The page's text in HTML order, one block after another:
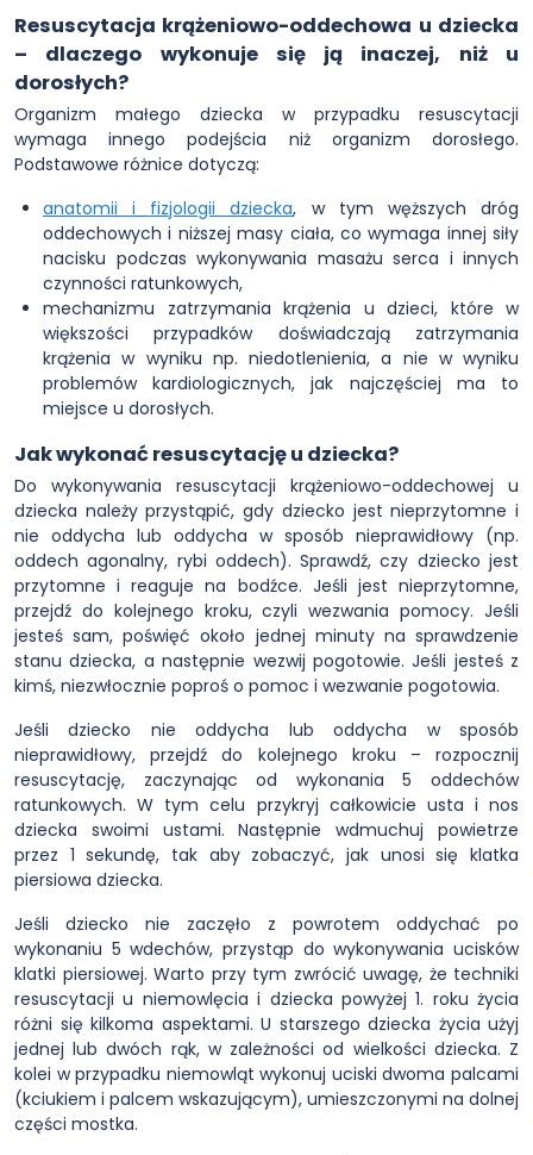
Resuscytacja krążeniowo-oddechowa u dziecka
– dlaczego wykonuje się ją inaczej, niż u
dorosłych?
Organizm małego dziecka w przypadku resuscytacji
wymaga innego podejścia niż organizm dorosłego.
Podstawowe różnice dotyczą:
anatomii i fizjologii dziecka, w tym węższych dróg
oddechowych i niższej masy ciała, co wymaga innej siły
nacisku podczas wykonywania masażu serca i innych
czynności ratunkowych,
mechanizmu zatrzymania krążenia u dzieci, które w
większości przypadków doświadczają zatrzymania
krążenia w wyniku np. niedotlenienia, a nie w wyniku
problemów kardiologicznych, jak najczęściej ma to
miejsce u dorosłych.
Jak wykonać resuscytację u dziecka?
Do wykonywania resuscytacji krążeniowo-oddechowej u
dziecka należy przystąpić, gdy dziecko jest nieprzytomne i
nie oddycha lub oddycha w sposób nieprawidłowy (np.
oddech agonalny, rybi oddech). Sprawdź, czy dziecko jest
przytomne i reaguje na bodźce. Jeśli jest nieprzytomne,
przejdź do kolejnego kroku, czyli wezwania pomocy. Jeśli
jesteś sam, poświęć około jednej minuty na sprawdzenie
stanu dziecka, a następnie wezwij pogotowie. Jeśli jesteś z
kimś, niezwłocznie poproś o pomoc i wezwanie pogotowia.
Jeśli dziecko nie oddycha lub oddycha w sposób
nieprawidłowy, przejdź do kolejnego kroku – rozpocznij
resuscytację, zaczynając od wykonania 5 oddechów
ratunkowych. W tym celu przykryj całkowicie usta i nos
dziecka swoimi ustami. Następnie wdmuchuj powietrze
przez 1 sekundę, tak aby zobaczyć, jak unosi się klatka
piersiowa dziecka.
Jeśli dziecko nie zaczęło z powrotem oddychać po
wykonaniu 5 wdechów, przystąp do wykonywania ucisków
klatki piersiowej. Warto przy tym zwrócić uwagę, że techniki
resuscytacji u niemowlęcia i dziecka powyżej 1. roku życia
różni się kilkoma aspektami. U starszego dziecka życia użyj
jednej lub dwóch rąk, w zależności od wielkości dziecka. Z
kolei w przypadku niemowląt wykonuj uciski dwoma palcami
(kciukiem i palcem wskazującym), umieszczonymi na dolnej
części mostka.